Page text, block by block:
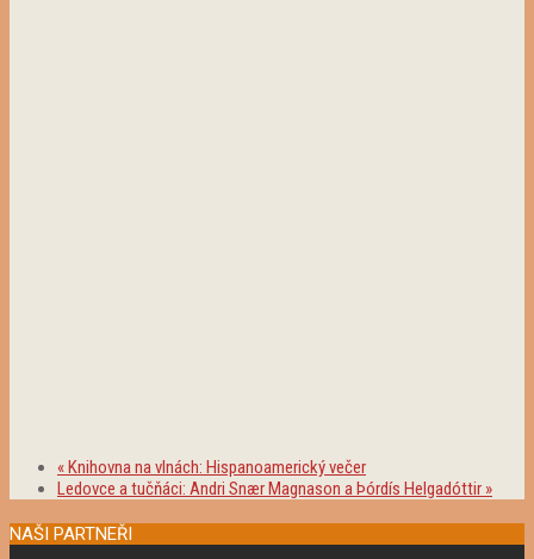
«Knihovna na vlnách: Hispanoamerický večer
Ledovce a tučňáci: Andri Snær Magnason a Þórdís Helgadóttir »
NAŠI PARTNEŘI